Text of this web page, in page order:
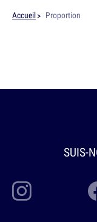
Accueil Proportion
SUIS-